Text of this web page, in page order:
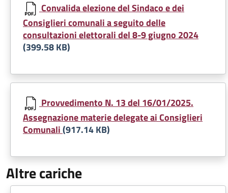
Convalida elezione del Sindaco e dei
Consiglieri comunali a seguito delle
consultazioni elettorali del 8-9 giugno 2024
(399.58 KB)
Document
Provvedimento N. 13 del 16/01/2025.
Assegnazione materie delegate ai Consiglieri
Comunali(917.14 KB)
Altre cariche